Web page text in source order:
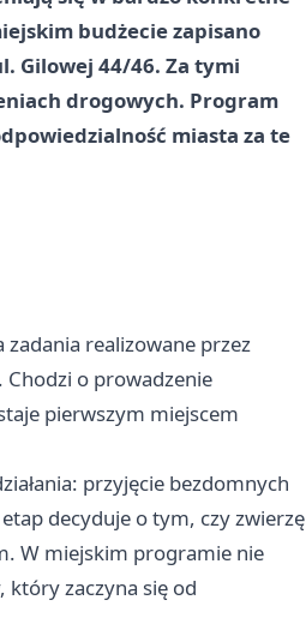
budżecie zapisano
Gilowej 44/46. Za tymi
drogowych. Program
miasta za te
realizowane przez
Chodzi o prowadzenie
pierwszym miejscem
przyjęcie bezdomnych
decyduje o tym, czy zwierzę
W miejskim programie nie
który zaczyna się od